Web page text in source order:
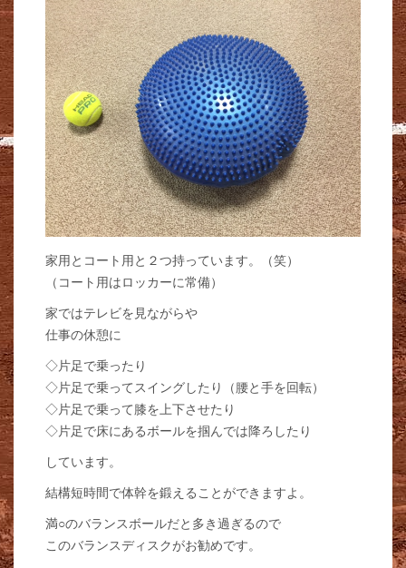
家用とコート用と２つ持っています。（笑）
（コート用はロッカーに常備）
家ではテレビを見ながらや
仕事の休憩に
◇片足で乗ったり
◇片足で乗ってスイングしたり（腰と手を回転）
◇片足で乗って膝を上下させたり
◇片足で床にあるボールを掴んでは降ろしたり
しています。
結構短時間で体幹を鍛えることができますよ。
満○のバランスボールだと多き過ぎるので
このバランスディスクがお勧めです。